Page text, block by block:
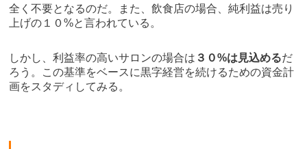
全く不要となるのだ。また、飲食店の場合、純利益は売り
上げの１０%と言われている。
しかし、利益率の高いサロンの場合は ３０%は見込めるだ
ろう。この基準をベースに黒字経営を続けるための資金計
画をスタディしてみる。